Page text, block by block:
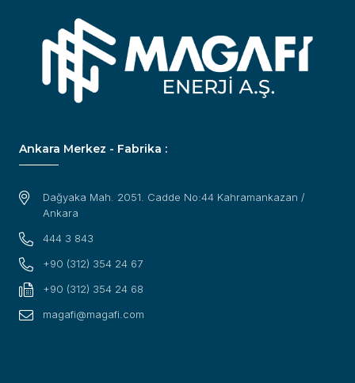
Ankara Merkez - Fabrika :
Dağyaka Mah. 2051. Cadde No:44 Kahramankazan /
Ankara
444 3 843
+90 (312) 354 24 67
+90 (312) 354 24 68
magafi@magafi.com